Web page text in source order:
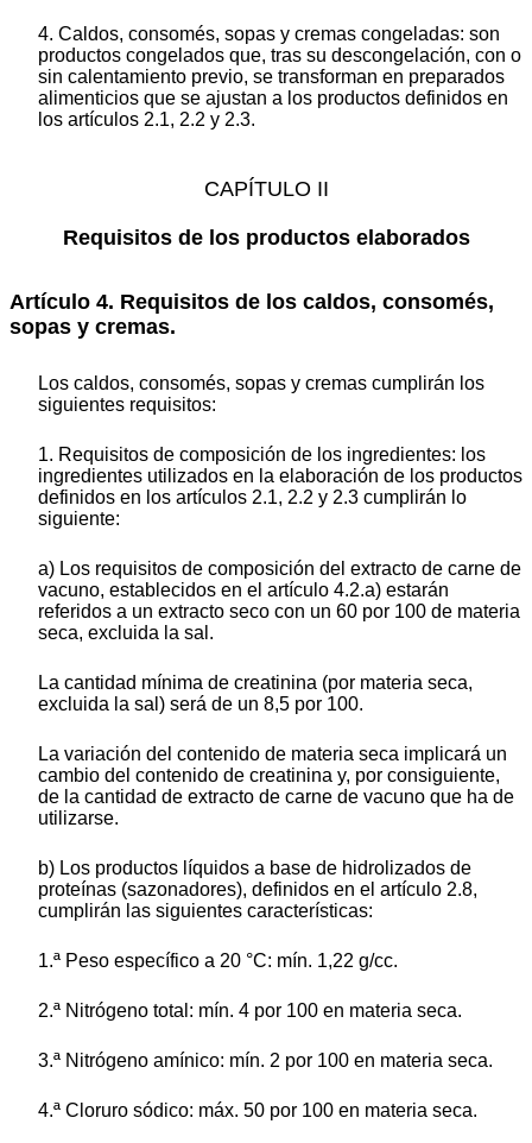
4. Caldos, consomés, sopas y cremas congeladas: son
productos congelados que, tras su descongelación, con o
sin calentamiento previo, se transforman en preparados
alimenticios que se ajustan a los productos definidos en
los artículos 2.1, 2.2 y 2.3.
CAPÍTULO II
Requisitos de los productos elaborados
Artículo 4. Requisitos de los caldos, consomés,
sopas y cremas.
Los caldos, consomés, sopas y cremas cumplirán los
siguientes requisitos:
1. Requisitos de composición de los ingredientes: los
ingredientes utilizados en la elaboración de los productos
definidos en los artículos 2.1, 2.2 y 2.3 cumplirán lo
siguiente:
a) Los requisitos de composición del extracto de carne de
vacuno, establecidos en el artículo 4.2.a) estarán
referidos a un extracto seco con un 60 por 100 de materia
seca, excluida la sal.
La cantidad mínima de creatinina (por materia seca,
excluida la sal) será de un 8,5 por 100.
La variación del contenido de materia seca implicará un
cambio del contenido de creatinina y, por consiguiente,
de la cantidad de extracto de carne de vacuno que ha de
utilizarse.
b) Los productos líquidos a base de hidrolizados de
proteínas (sazonadores), definidos en el artículo 2.8,
cumplirán las siguientes características:
1.ª Peso específico a 20 °C: mín. 1,22 g/cc.
2.ª Nitrógeno total: mín. 4 por 100 en materia seca.
3.ª Nitrógeno amínico: mín. 2 por 100 en materia seca.
4.ª Cloruro sódico: máx. 50 por 100 en materia seca.